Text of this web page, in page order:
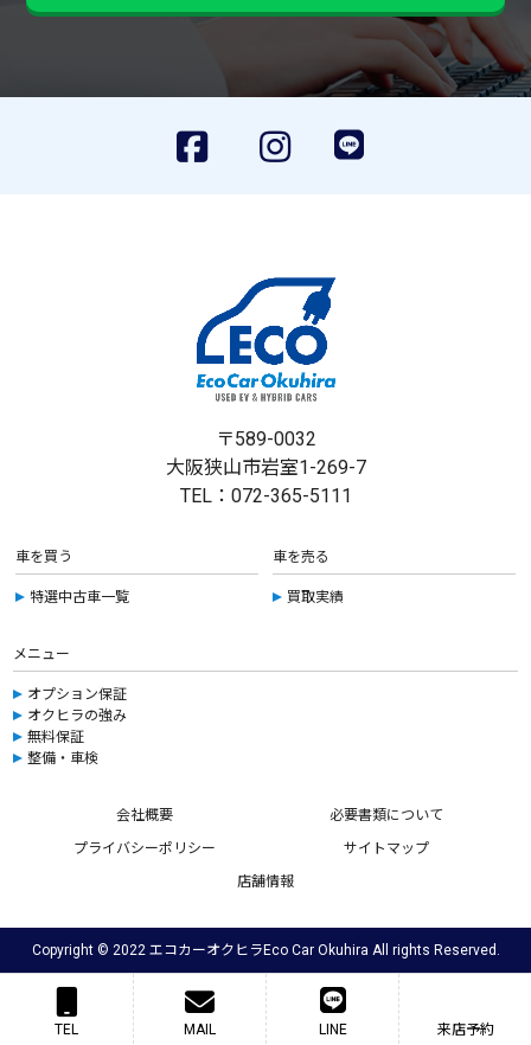
〒589-0032
大阪狭山市岩室1-269-7
TEL：072-365-5111
車を買う
特選中古車一覧
車を売る
買取実績
メニュー
オプション保証
オクヒラの強み
無料保証
整備・車検
会社概要
必要書類について
プライバシーポリシー
サイトマップ
店舗情報
Copyright © 2022 エコカーオクヒラEco Car Okuhira All rights Reserved.
TEL MAIL LINE 来店予約